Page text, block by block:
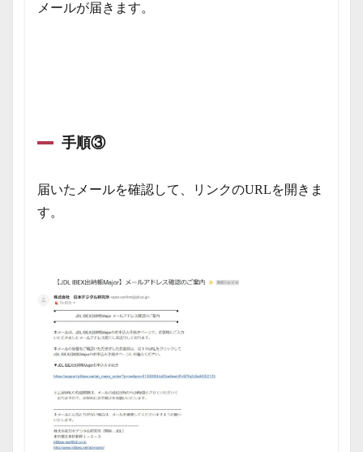
メールが届きます。
手順③
届いたメールを確認して、リンクのURLを開きま
す。